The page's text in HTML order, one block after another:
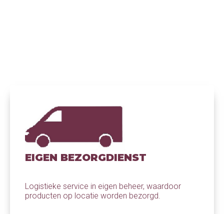
EIGEN BEZORGDIENST
Logistieke service in eigen beheer, waardoor
producten op locatie worden bezorgd.